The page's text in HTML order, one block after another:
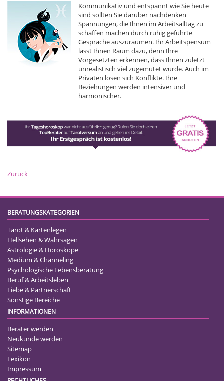
Kommunikativ und entspannt wie Sie heute
sind sollten Sie darüber nachdenken
Spannungen, die Ihnen im Arbeitsalltag zu
schaffen machen durch ruhig geführte
Gespräche auszuräumen. Ihr Arbeitspensum
lässt Ihnen Raum dazu, denn Ihre
Vorgesetzten erkennen, dass Ihnen zuletzt
unrealistisch viel zugemutet wurde. Auch im
Privaten lösen sich Konflikte. Ihre
Beziehungen werden intensiver und
harmonischer.
Zurück
BERATUNGSKATEGORIEN
Tarot & Kartenlegen
Hellsehen & Wahrsagen
Astrologie & Horoskope
Medium & Channeling
Psychologische Lebensberatung
Beruf & Arbeitsleben
Liebe & Partnerschaft
Sonstige Bereiche
INFORMATIONEN
Berater werden
Neukunde werden
Sitemap
Lexikon
Impressum